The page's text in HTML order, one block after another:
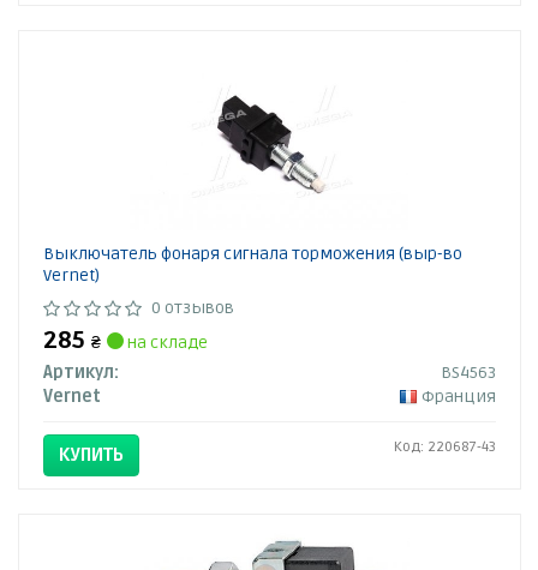
Выключатель фонаря сигнала торможения (выр-во
Vernet)
0 отзывов
285 ₴
на складе
Артикул:
BS4563
Vernet
Франция
КУПИТЬ Код: 220687-43